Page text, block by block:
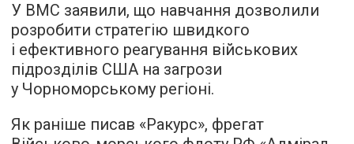
У ВМС заявили, що навчання дозволили
розробити стратегію швидкого
і ефективного реагування військових
підрозділів США на загрози
у Чорноморському регіоні.
Як раніше писав «Ракурс», фрегат